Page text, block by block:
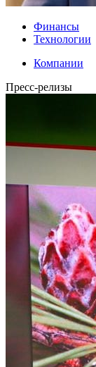
Финансы
Технологии
Компании
Пресс-релизы